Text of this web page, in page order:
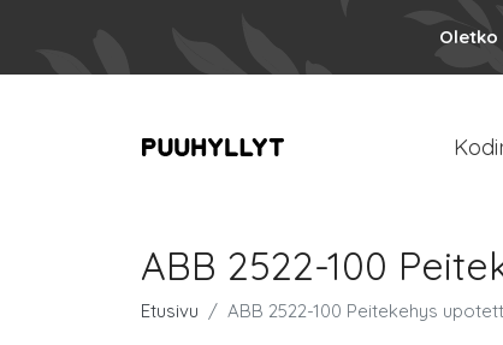
ABB 2522-100
Etusivu ABB 2522-100 Peitekehys